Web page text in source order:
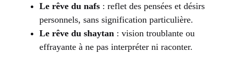
Le rêve du nafs : reflet des pensées et désirs
personnels, sans signification particulière.
Le rêve du shaytan : vision troublante ou
effrayante à ne pas interpréter ni raconter.